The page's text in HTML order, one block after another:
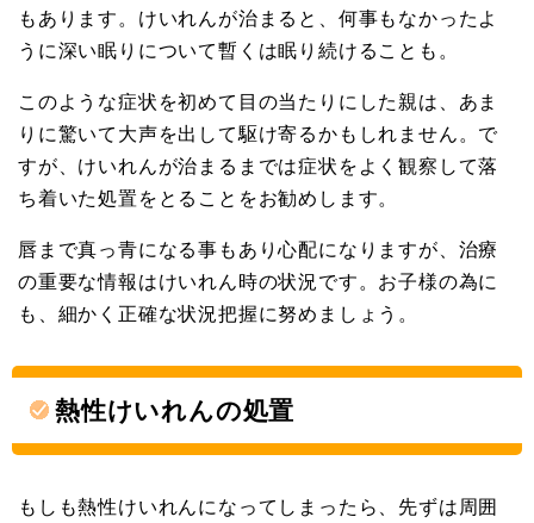
もあります。けいれんが治まると、何事もなかったよ
うに深い眠りについて暫くは眠り続けることも。
このような症状を初めて目の当たりにした親は、あま
りに驚いて大声を出して駆け寄るかもしれません。で
すが、けいれんが治まるまでは症状をよく観察して落
ち着いた処置をとることをお勧めします。
唇まで真っ青になる事もあり心配になりますが、治療
の重要な情報はけいれん時の状況です。お子様の為に
も、細かく正確な状況把握に努めましょう。
熱性けいれんの処置
もしも熱性けいれんになってしまったら、先ずは周囲